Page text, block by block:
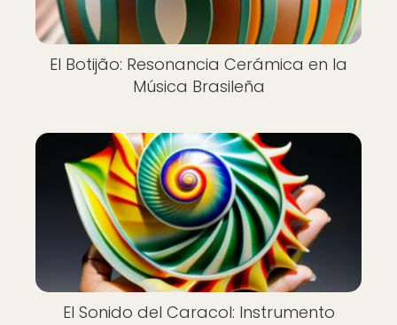
El Botijão: Resonancia Cerámica en la
Música Brasileña
El Sonido del Caracol: Instrumento